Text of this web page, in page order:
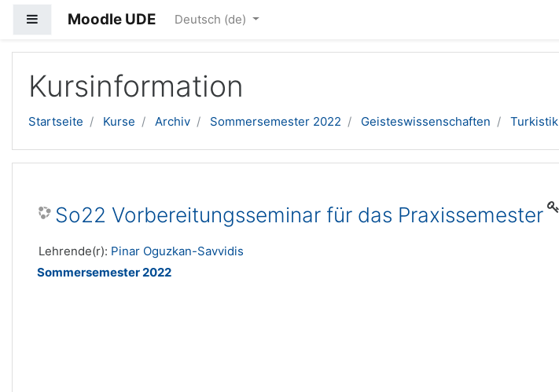
Website-Übersicht
Moodle UDE Deutsch ‎(de)‎
Kursinformation
Startseite Kurse Archiv Sommersemester 2022 Geisteswissenschaften Turkistik
So22 Vorbereitungsseminar für das Praxissemester
Lehrende(r): Pinar Oguzkan-Savvidis
Sommersemester 2022